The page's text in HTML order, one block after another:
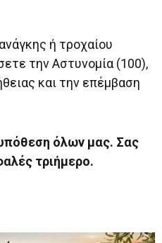
ή τροχαίου
την Αστυνομία (100),
και την επέμβαση
όλων μας. Σας
τριήμερο.